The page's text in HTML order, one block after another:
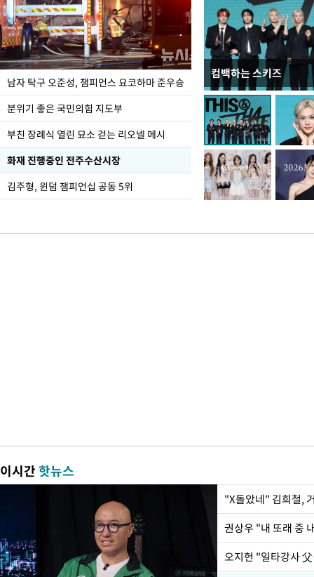
남자 탁구 오준성, 챔피언스 요코하마 준우승
분위기 좋은 국민의힘 지도부
부친 장례식 열린 묘소 걷는 리오넬 메시
화재 진행중인 전주수산시장
김주형, 윈덤 챔피언십 공동 5위
컴백하는 스키즈
한-미, UFS연합연습
이시간핫뉴스
"X돌았네" 김희철,
권상우 "내 또래 중